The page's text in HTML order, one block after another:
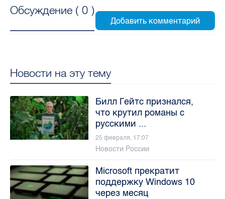
Обсуждение ( 0 )
Новости на эту тему
Билл Гейтс признался,
что крутил романы с
русскими ...
25 февраля, 17:07
Новости России
Microsoft прекратит
поддержку Windows 10
через месяц